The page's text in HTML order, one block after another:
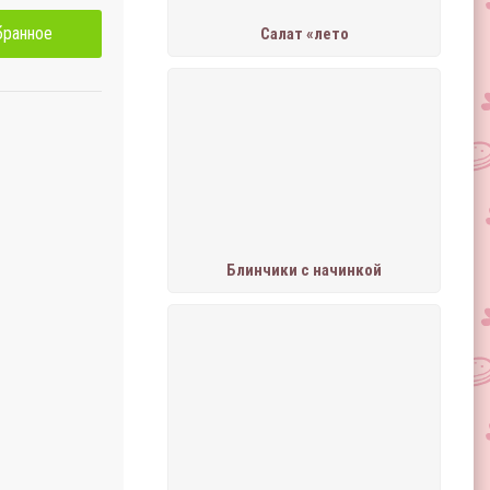
Салат «лето
Блинчики с начинкой